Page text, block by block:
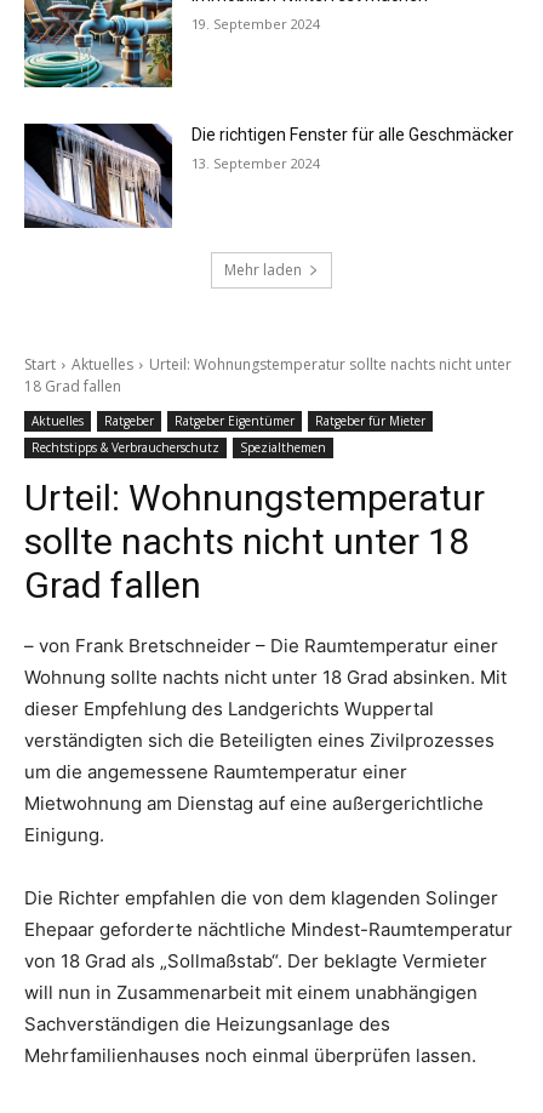
19. September 2024
Die richtigen Fenster für alle Geschmäcker
13. September 2024
Mehr laden